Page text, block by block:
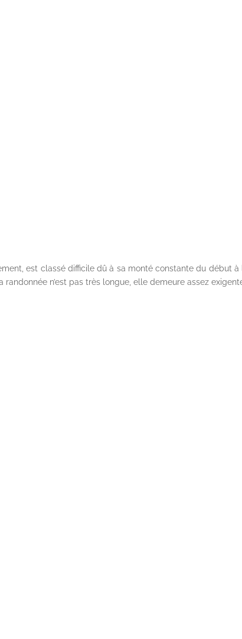
est classé difficile dû à sa monté constante du début
n’est pas très longue, elle demeure assez